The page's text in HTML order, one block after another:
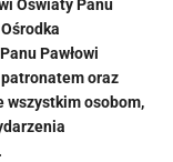
Oświaty Panu
Pawłowi
oraz
wszystkim osobom,